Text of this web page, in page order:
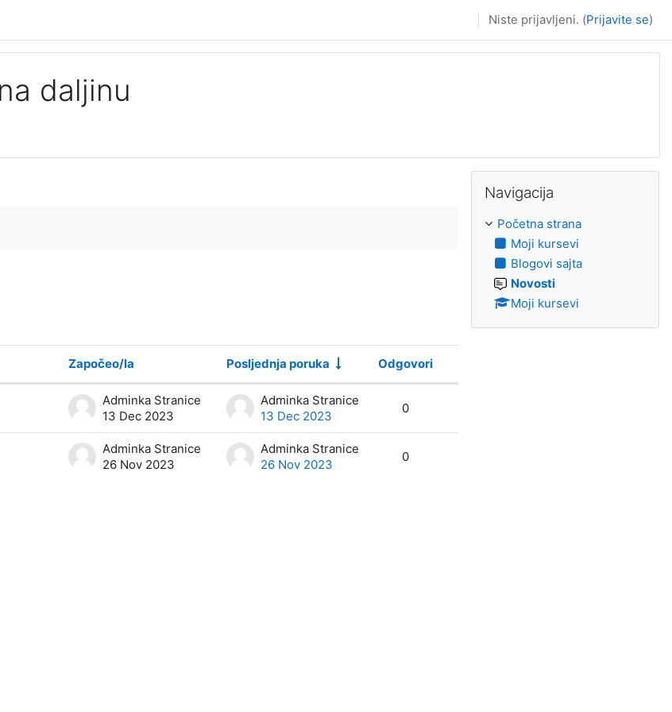
Niste prijavljeni. (Prijavite se)
daljinu
Započeo/la Posljednja poruka
Odgovori
Akcije
Adminka Stranice
13 Dec 2023
Adminka Stranice
13 Dec 2023
0
Adminka Stranice
26 Nov 2023
Adminka Stranice
26 Nov 2023
0
Navigacija
Početna strana
Moji kursevi
Blogovi sajta
Novosti
Moji kursevi